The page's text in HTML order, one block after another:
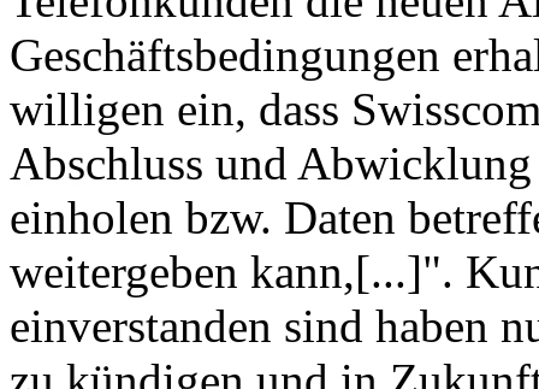
Geschäftsbedingungen
willigen ein, dass
Abschluss und Abwicklung
einholen bzw. Daten
weitergeben kann,[...]".
einverstanden sind haben